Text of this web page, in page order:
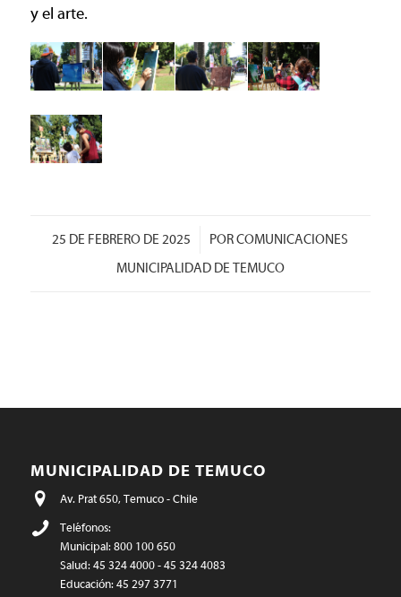
y el arte.
25 DE FEBRERO DE 2025
/ PORCOMUNICACIONES
MUNICIPALIDAD DE TEMUCO
MUNICIPALIDAD DE TEMUCO
Av. Prat 650, Temuco - Chile
Teléfonos:
Municipal: 800 100 650
Salud: 45 324 4000 - 45 324 4083
Educación: 45 297 3771